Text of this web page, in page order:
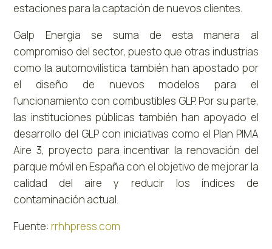
estaciones para la captación de nuevos clientes.
Galp Energia se suma de esta manera al
compromiso del sector, puesto que otras industrias
como la automovilística también han apostado por
el diseño de nuevos modelos para el
funcionamiento con combustibles GLP. Por su parte,
las instituciones públicas también han apoyado el
desarrollo del GLP con iniciativas como el Plan PIMA
Aire 3, proyecto para incentivar la renovación del
parque móvil en España con el objetivo de mejorar la
calidad del aire y reducir los índices de
contaminación actual.
Fuente:rrhhpress.com